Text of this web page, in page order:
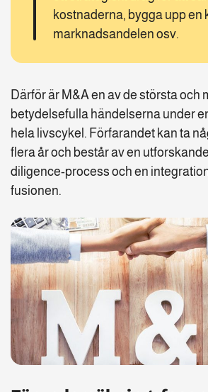
kostnaderna, bygga upp en
marknadsandelen osv.
Därför är M&A en av de största och
betydelsefulla händelserna under
hela livscykel. Förfarandet kan ta
flera år och består av en
diligence-process och en
fusionen.